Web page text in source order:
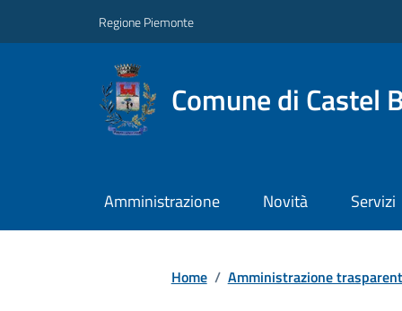
Regione Piemonte
Comune di Castel
Amministrazione Novità Servizi
Home / Amministrazione